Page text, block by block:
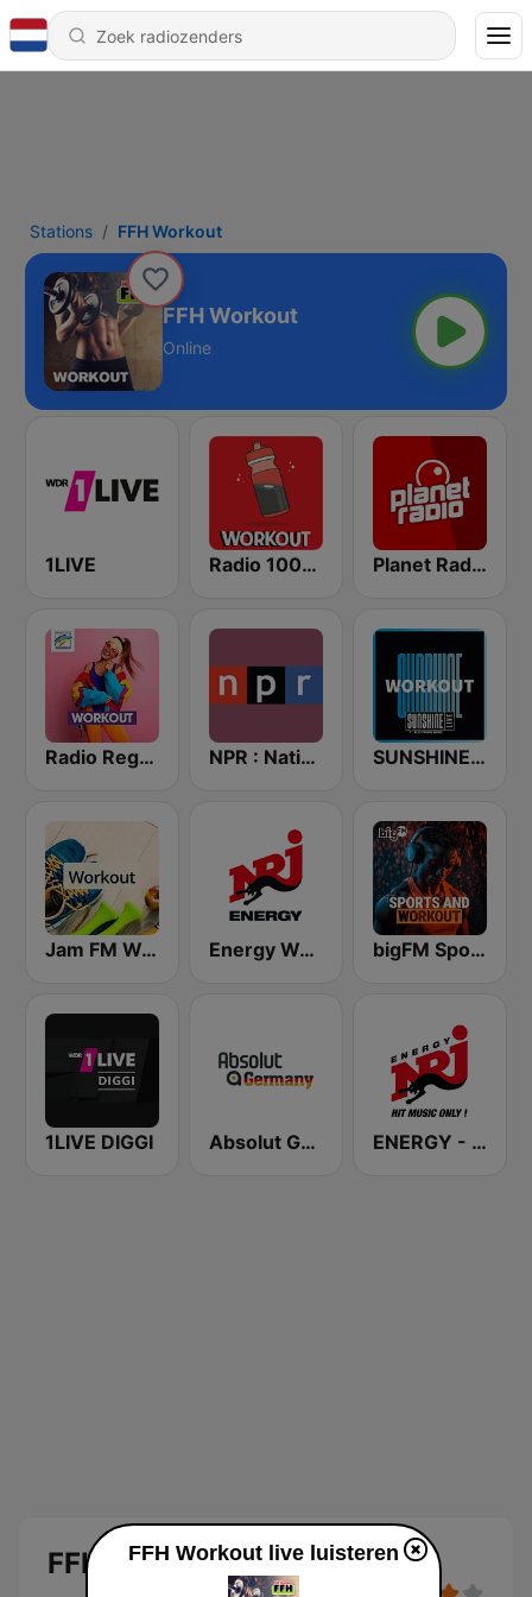
Stations FFH Workout
FFH Workout
Online
1LIVE Radio 100% Workout Planet Radio
Radio Regenbogen - Workout NPR : National Public Radio SUNSHINE LIVE - Workout
Jam FM Workout Energy Workout bigFM Sports & Workout
1LIVE DIGGI Absolut Germany ENERGY - Hit Music Only!
FFH Workout
FFH Workout live luisteren